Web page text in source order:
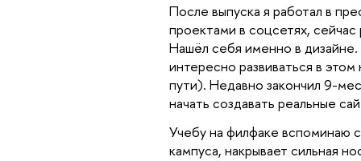
После выпуска я работал в
проектами в соцсетях,
Нашёл себя именно в дизайне.
интересно развиваться в
пути). Недавно закончил 9-
начать создавать реальные
Учебу на филфаке вспоминаю
кампуса, накрывает сильная